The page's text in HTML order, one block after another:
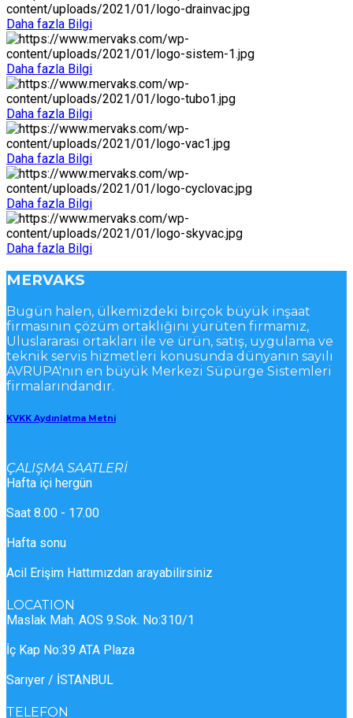
Daha fazla Bilgi
Daha fazla Bilgi
Daha fazla Bilgi
Daha fazla Bilgi
Daha fazla Bilgi
Daha fazla Bilgi
MERVAKS
Bugün halen, ülkemizdeki birçok büyük inşaat
firmasının çözüm ortaklığını yürüten firmamız,
Uluslararası ortakları ile ve ürün, satış, uygulama ve
teknik servis hizmetleri konusunda dünyanın sayılı
AVRUPA'nın en büyük Merkezi Süpürge Sistemleri
firmalarındandır.
KVKK Aydınlatma Metni
ÇALIŞMA SAATLERİ
Hafta içi hergün
Saat 8.00 - 17.00
Hafta sonu
Acil Erişim Hattımızdan arayabilirsiniz
LOCATION
Maslak Mah. AOS 9.Sok. No:310/1
İç Kap No:39 ATA Plaza
Sarıyer / İSTANBUL
TELEFON